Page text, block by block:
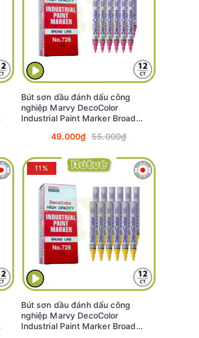
Bút sơn dầu đánh dấu công
nghiệp Marvy DecoColor
Industrial Paint Marker Broad
49.000₫ 55.000₫
11%
Bút sơn dầu đánh dấu công
nghiệp Marvy DecoColor
Industrial Paint Marker Broad